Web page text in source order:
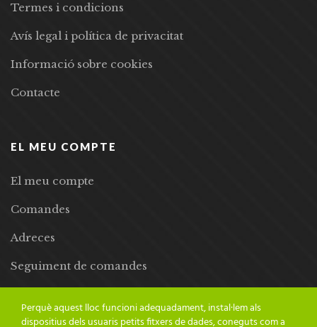
Termes i condicions
Avís legal i política de privacitat
Informació sobre cookies
Contacte
EL MEU COMPTE
El meu compte
Comandes
Adreces
Seguiment de comandes
Perquè aquest lloc funcioni adequadament, instal·lem als
dispositius dels usuaris petits fitxers de dades, coneguts com a